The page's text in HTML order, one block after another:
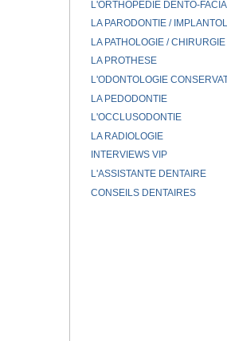
L'ORTHOPEDIE DENTO-
LA PARODONTIE /
LA PATHOLOGIE /
LA PROTHESE
L'ODONTOLOGIE
LA PEDODONTIE
L'OCCLUSODONTIE
LA RADIOLOGIE
INTERVIEWS VIP
L'ASSISTANTE DENTAIRE
CONSEILS DENTAIRES